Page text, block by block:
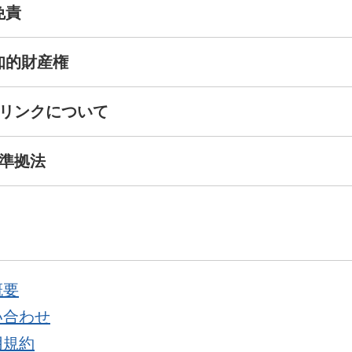
責
的財産権
ンクについて
拠法
要
わせ
約